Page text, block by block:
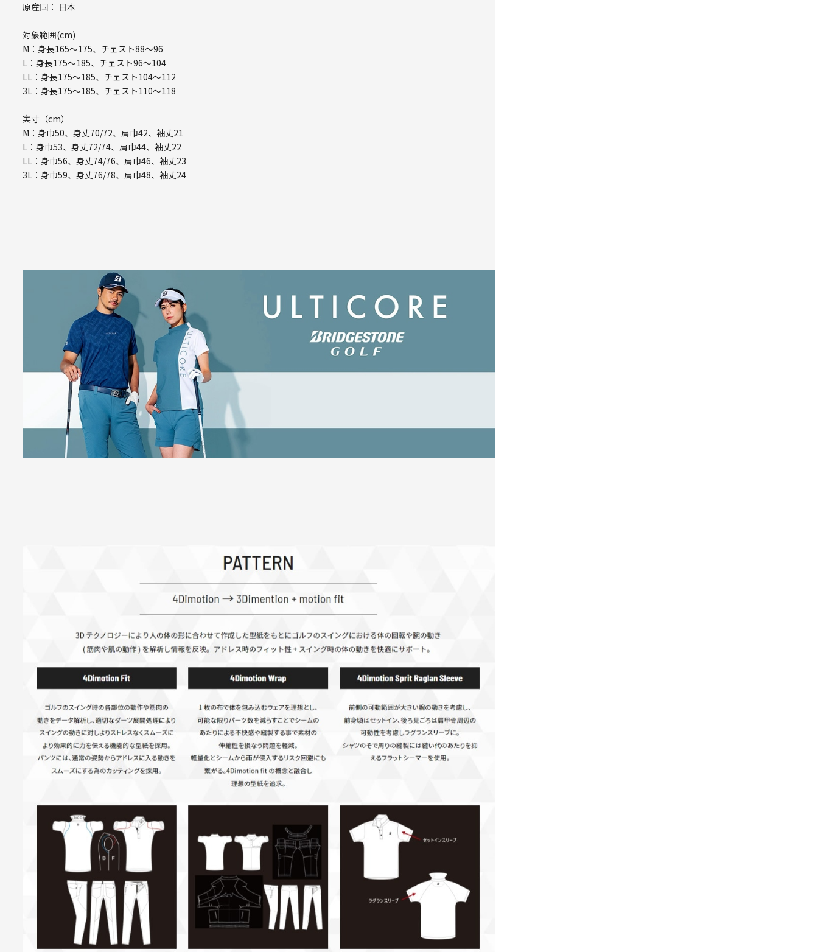
原産国： 日本
対象範囲(cm)
M：身長165～175、チェスト88～96
L：身長175～185、チェスト96～104
LL：身長175～185、チェスト104～112
3L：身長175～185、チェスト110～118
実寸（cm）
M：身巾50、身丈70/72、肩巾42、袖丈21
L：身巾53、身丈72/74、肩巾44、袖丈22
LL：身巾56、身丈74/76、肩巾46、袖丈23
3L：身巾59、身丈76/78、肩巾48、袖丈24